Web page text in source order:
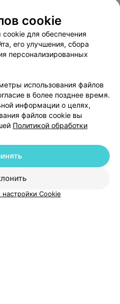
Все цены
компанию
специалиста
cookie
для обеспечения
его улучшения, сбора
персонализированных
использования файлов
в более позднее время.
информации о целях,
файлов cookie вы
Политикой обработки
Cookie